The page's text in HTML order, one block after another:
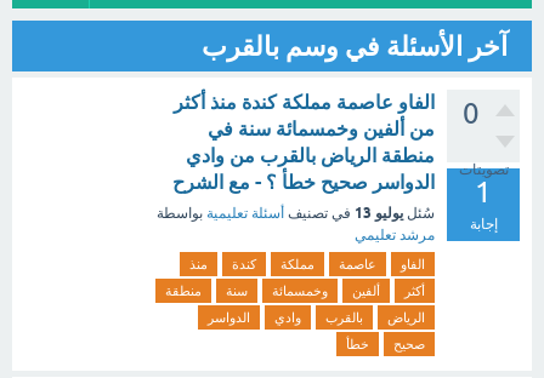
آخر الأسئلة في وسم بالقرب
0
تصويتات
1
إجابة
الفاو عاصمة مملكة كندة منذ أكثر
من ألفين وخمسمائة سنة في
منطقة الرياض بالقرب من وادي
الدواسر صحيح خطأ ؟ - مع الشرح
سُئل يوليو 13 في تصنيف أسئلة تعليمية بواسطة
مرشد تعليمي
الفاو عاصمة مملكة كندة
منذ
أكثر
ألفين وخمسمائة سنة
منطقة
الرياض
بالقرب وادي
الدواسر
صحيح
خطأ